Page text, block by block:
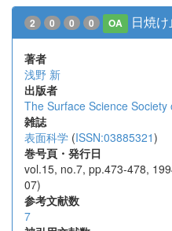
2 0 0 0 OA 日焼
著者
浅野 新
出版者
The Surface Science Society
雑誌
表面科学 (ISSN:03885321)
巻号頁・発行日
vol.15, no.7, pp.473-478,
07)
参考文献数
7